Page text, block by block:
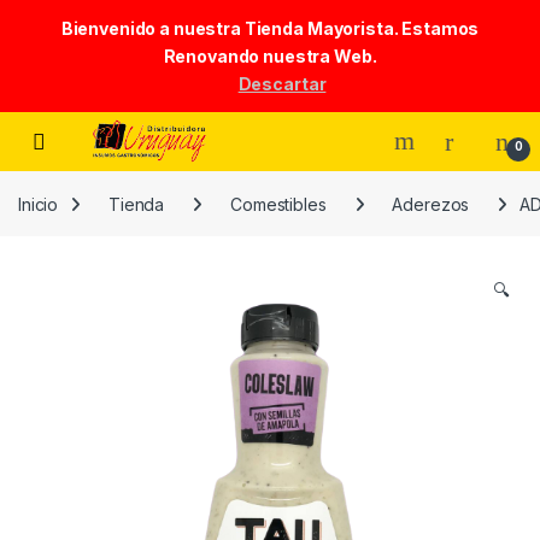
Bienvenido a nuestra Tienda Mayorista. Estamos
Renovando nuestra Web.
Descartar
Skip to navigation
Skip to content
0
Inicio Tienda Comestibles Aderezos
🔍